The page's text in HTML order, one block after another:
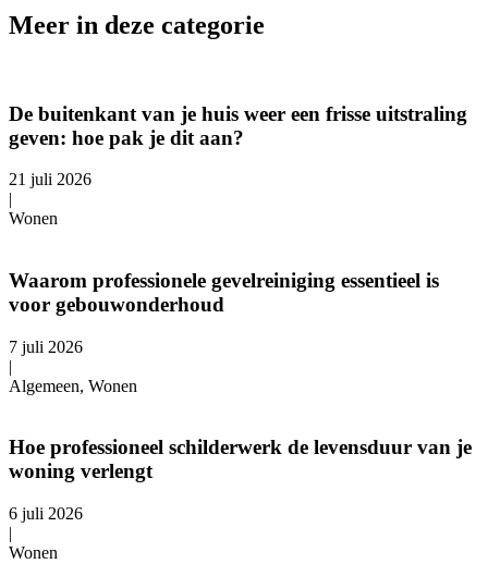
Meer in deze categorie
De buitenkant van je huis weer een frisse uitstraling
geven: hoe pak je dit aan?
21 juli 2026
|
Wonen
Waarom professionele gevelreiniging essentieel is
voor gebouwonderhoud
7 juli 2026
|
Algemeen, Wonen
Hoe professioneel schilderwerk de levensduur van je
woning verlengt
6 juli 2026
|
Wonen